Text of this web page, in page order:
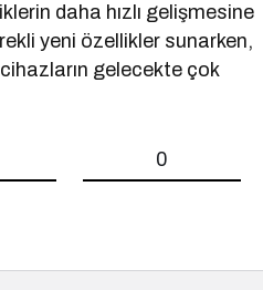
daha hızlı gelişmesine
yeni özellikler sunarken,
gelecekte çok
0